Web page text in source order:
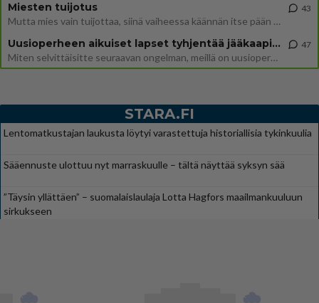
Miesten tuijotus
Mutta mies vain tuijottaa, siinä vaiheessa käännän itse pään pois. Mikä juttu? Yleensä jos joku tuijottaa tai katsoo, hä
43
Uusioperheen aikuiset lapset tyhjentää jääkaapin käydessään
Miten selvittäisitte seuraavan ongelman, meillä on uusioperhe, minulla teini-ikäiset lapset ja puolisolla aikuiset, jotk
47
STARA.FI
Lentomatkustajan laukusta löytyi varastettuja historiallisia tykinkuulia
Sääennuste ulottuu nyt marraskuulle – tältä näyttää syksyn sää
”Täysin yllättäen” – suomalaislaulaja Lotta Hagfors maailmankuuluun
sirkukseen